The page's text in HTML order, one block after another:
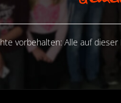
vorbehalten: Alle auf